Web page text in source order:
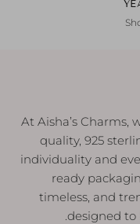
At Aisha’s
quality, 925
individuality and
ready
timeless, and
designed to